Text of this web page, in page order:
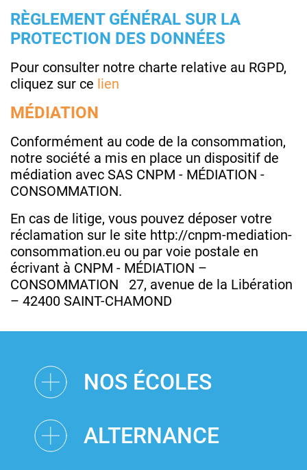
RÈGLEMENT GÉNÉRAL SUR LA
PROTECTION DES DONNÉES
Pour consulter notre charte relative au RGPD,
cliquez sur ce lien
MÉDIATION
Conformément au code de la consommation,
notre société a mis en place un dispositif de
médiation avec SAS CNPM - MÉDIATION -
CONSOMMATION.
En cas de litige, vous pouvez déposer votre
réclamation sur le site http://cnpm-mediation-
consommation.eu ou par voie postale en
écrivant à CNPM - MÉDIATION –
CONSOMMATION 27, avenue de la Libération
– 42400 SAINT-CHAMOND
NOS ÉCOLES
ALTERNANCE